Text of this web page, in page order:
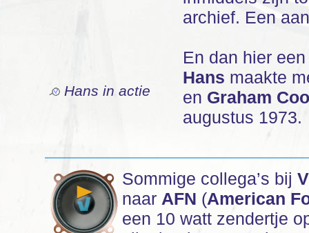
archief. Een
En dan hier
Hans maakte
en Graham
augustus 1973.
Hans in actie
Sommige collega’s bij
naar AFN (American
een 10 watt zendertje